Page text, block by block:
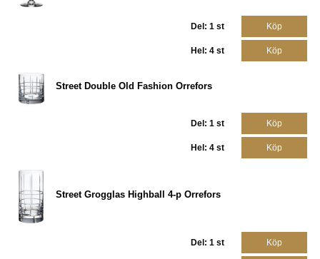
Del: 1 st Köp
Hel: 4 st Köp
Street Double Old Fashion Orrefors
Del: 1 st Köp
Hel: 4 st Köp
Street Grogglas Highball 4-p Orrefors
Del: 1 st Köp